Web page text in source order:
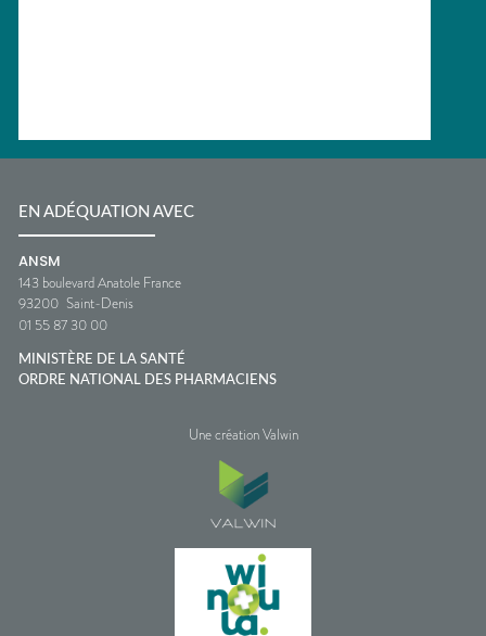
EN ADÉQUATION AVEC
ANSM
143 boulevard Anatole France
93200 Saint-Denis
01 55 87 30 00
MINISTÈRE DE LA SANTÉ
ORDRE NATIONAL DES PHARMACIENS
Une création Valwin